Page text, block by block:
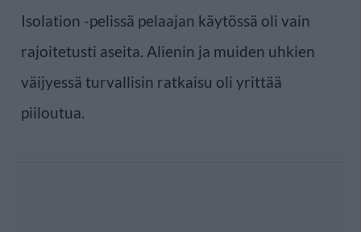
Isolation -pelissä pelaajan käytössä oli vain
rajoitetusti aseita. Alienin ja muiden uhkien
väijyessä turvallisin ratkaisu oli yrittää
piiloutua.